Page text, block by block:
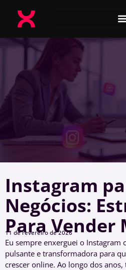
Instagram
Negócios:
Para Vender
11 de fevereiro de 2026
Eu sempre enxerguei o Instagram
pulsante e transformadora para
crescer online. Ao longo dos